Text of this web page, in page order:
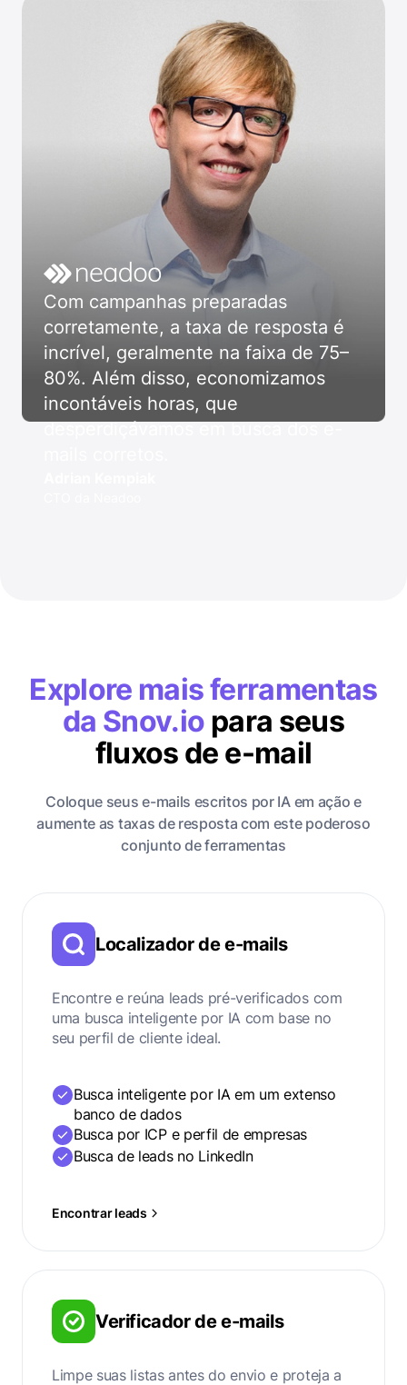
Com campanhas preparadas
corretamente, a taxa de resposta é
incrível, geralmente na faixa de 75–
80%. Além disso, economizamos
incontáveis horas, que
desperdiçávamos em busca dos e-
Explore mais ferramentas
da Snov.io para seus
fluxos de e-mail
Coloque seus e-mails escritos por IA em ação e
aumente as taxas de resposta com este poderoso
conjunto de ferramentas
Localizador de e-mails
Encontre e reúna leads pré-verificados com
uma busca inteligente por IA com base no
seu perfil de cliente ideal.
Busca inteligente por IA em um extenso
banco de dados
Busca por ICP e perfil de empresas
Busca de leads no LinkedIn
Encontrar leads
Verificador de e-mails
Limpe suas listas antes do envio e proteja a